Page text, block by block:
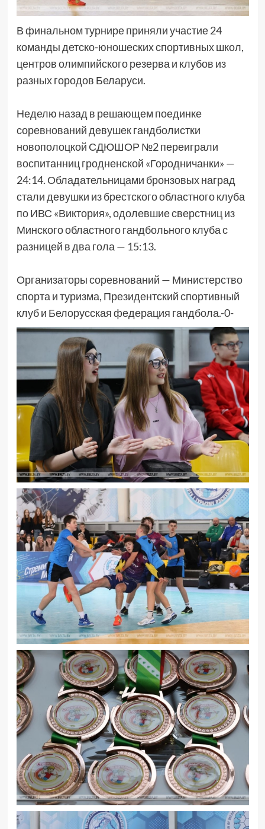
В финальном турнире приняли участие 24
команды детско-юношеских спортивных школ,
центров олимпийского резерва и клубов из
разных городов Беларуси.
Неделю назад в решающем поединке
соревнований девушек гандболистки
новополоцкой СДЮШОР №2 переиграли
воспитанниц гродненской «Городничанки» —
24:14. Обладательницами бронзовых наград
стали девушки из брестского областного клуба
по ИВС «Виктория», одолевшие сверстниц из
Минского областного гандбольного клуба с
разницей в два гола — 15:13.
Организаторы соревнований — Министерство
спорта и туризма, Президентский спортивный
клуб и Белорусская федерация гандбола.-0-